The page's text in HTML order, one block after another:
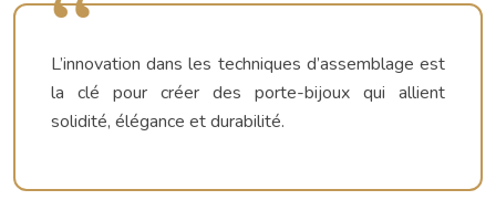
L’innovation dans les techniques d’assemblage est
la clé pour créer des porte-bijoux qui allient
solidité, élégance et durabilité.